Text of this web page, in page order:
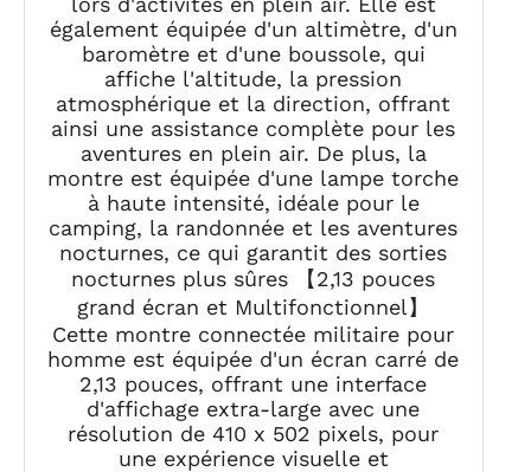
également équipée d'un altimètre, d'un
baromètre et d'une boussole, qui
affiche l'altitude, la pression
atmosphérique et la direction, offrant
ainsi une assistance complète pour les
aventures en plein air. De plus, la
montre est équipée d'une lampe torche
à haute intensité, idéale pour le
camping, la randonnée et les aventures
nocturnes, ce qui garantit des sorties
nocturnes plus sûres 【2,13 pouces
grand écran et Multifonctionnel】
Cette montre connectée militaire pour
homme est équipée d'un écran carré de
2,13 pouces, offrant une interface
d'affichage extra-large avec une
résolution de 410 x 502 pixels, pour
une expérience visuelle et